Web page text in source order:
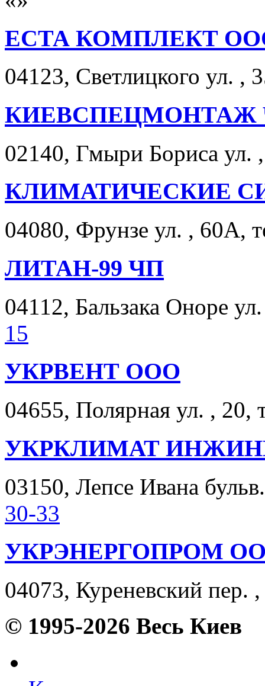
ЕСТА КОМПЛЕКТ
04123, Светлицкого ул. ,
КИЕВСПЕЦМОНТАЖ
02140, Гмыри Бориса ул.
КЛИМАТИЧЕСКИЕ
04080, Фрунзе ул. , 60А,
ЛИТАН-99 ЧП
04112, Бальзака Оноре
15
УКРВЕНТ ООО
04655, Полярная ул. , 20,
УКРКЛИМАТ
03150, Лепсе Ивана
30-33
УКРЭНЕРГОПРОМ
04073, Куреневский пер.
© 1995-2026 Весь Киев